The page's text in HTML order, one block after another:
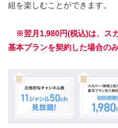
組を楽しむことができます。
※翌月 1,980円(税込)は、ス
基本プランを契約した場合の